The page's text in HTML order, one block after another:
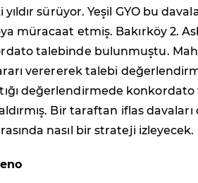
sürüyor. Yeşil GYO bu
müracaat etmiş. Bakırköy 2.
talebinde bulunmuştu.
verererek talebi
değerlendirmede
Bir taraftan iflas
nasıl bir strateji izleyecek.